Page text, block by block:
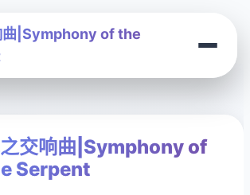
曲|Symphony of the
交响曲|Symphony of
Serpent